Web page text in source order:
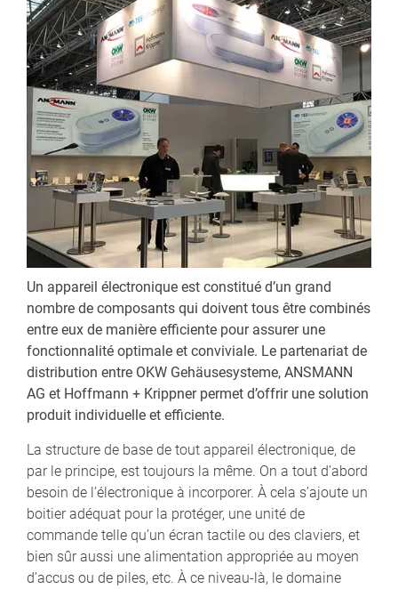
Un appareil électronique est constitué d’un grand
nombre de composants qui doivent tous être combinés
entre eux de manière efficiente pour assurer une
fonctionnalité optimale et conviviale. Le partenariat de
distribution entre OKW Gehäusesysteme, ANSMANN
AG et Hoffmann + Krippner permet d’offrir une solution
produit individuelle et efficiente.
La structure de base de tout appareil électronique, de
par le principe, est toujours la même. On a tout d’abord
besoin de l’électronique à incorporer. À cela s’ajoute un
boitier adéquat pour la protéger, une unité de
commande telle qu’un écran tactile ou des claviers, et
bien sûr aussi une alimentation appropriée au moyen
d’accus ou de piles, etc. À ce niveau-là, le domaine